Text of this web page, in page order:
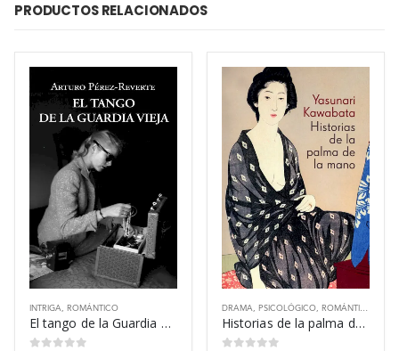
PRODUCTOS RELACIONADOS
INTRIGA, ROMÁNTICO
El tango de la Guardia Vieja – Arturo Pérez-Reverte
DRAMA, PSICOLÓGICO, ROMÁNTICO
Historias de la palma de la mano – Yasunari Kawabata